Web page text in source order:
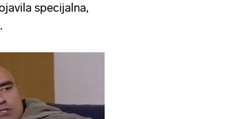
specijalna,